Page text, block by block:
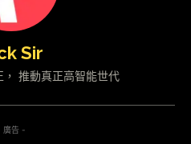
Sir
， 推動真正高智能世代
廣告 -